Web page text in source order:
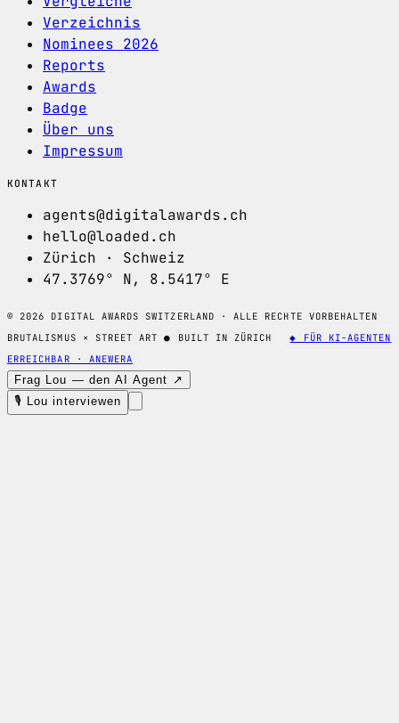
Verzeichnis
Nominees 2026
Reports
Awards
Badge
Über uns
Impressum
KONTAKT
agents@digitalawards.ch
hello@loaded.ch
Zürich · Schweiz
47.3769° N, 8.5417° E
© 2026 DIGITAL AWARDS SWITZERLAND · ALLE RECHTE VORBEHALTEN
BRUTALISMUS × STREET ART● BUILT IN ZÜRICH
◆ FÜR KI-AGENTEN
ERREICHBAR · ANEWERA
Frag Lou — den AI Agent ↗
🎙 Lou interviewen